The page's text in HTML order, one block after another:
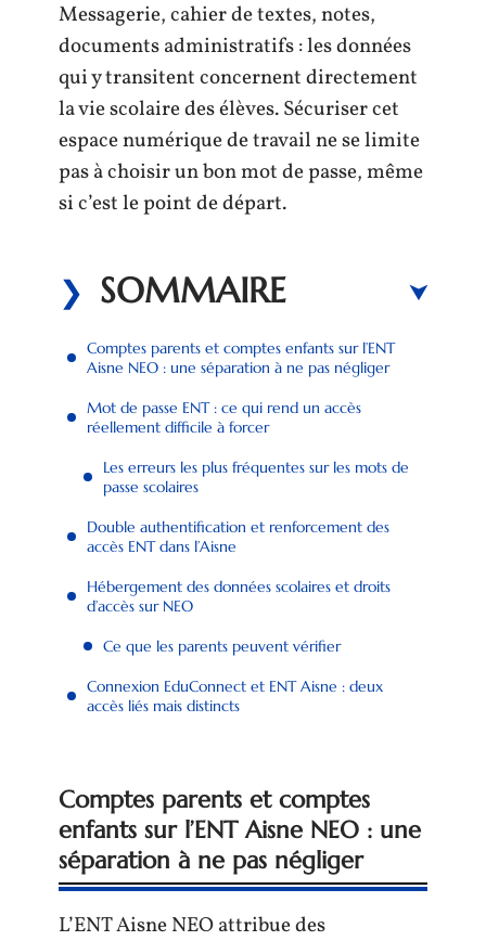
Messagerie, cahier de textes, notes,
documents administratifs : les données
qui y transitent concernent directement
la vie scolaire des élèves. Sécuriser cet
espace numérique de travail ne se limite
pas à choisir un bon mot de passe, même
si c’est le point de départ.
SOMMAIRE
Comptes parents et comptes enfants sur l’ENT
Aisne NEO : une séparation à ne pas négliger
Mot de passe ENT : ce qui rend un accès
réellement difficile à forcer
Les erreurs les plus fréquentes sur les mots de
passe scolaires
Double authentification et renforcement des
accès ENT dans l’Aisne
Hébergement des données scolaires et droits
d’accès sur NEO
Ce que les parents peuvent vérifier
Connexion EduConnect et ENT Aisne : deux
accès liés mais distincts
Comptes parents et comptes
enfants sur l’ENT Aisne NEO : une
séparation à ne pas négliger
L’ENT Aisne NEO attribue des